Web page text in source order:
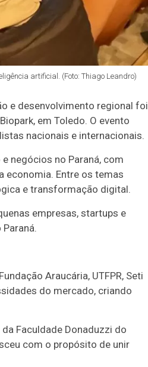
artificial. (Foto: Thiago Leandro)
e desenvolvimento regional foi
em Toledo. O evento
nacionais e internacionais.
negócios no Paraná, com
economia. Entre os temas
e transformação digital.
empresas, startups e
Araucária, UTFPR, Seti
do mercado, criando
Faculdade Donaduzzi do
com o propósito de unir